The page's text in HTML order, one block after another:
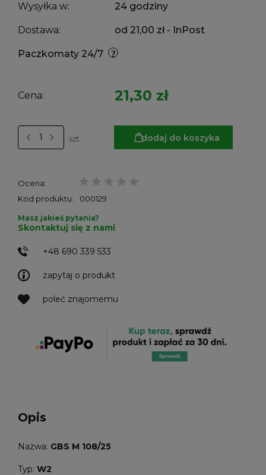
Wysyłka w: 24 godziny
Dostawa: od 21,00 zł - InPost
Paczkomaty 24/7
Cena: 21,30 zł
szt. dodaj do koszyka
Ocena:
Kod produktu:
000129
zapytaj o produkt
poleć znajomemu
Masz jakieś pytania?
Skontaktuj się z nami
+48 690 339 533
Opis
Nazwa: GBS M 108/25
Typ: W2